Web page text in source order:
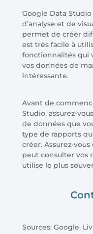
Google Data
d’analyse et de
permet de créer
est très facile à
fonctionnalités qui
vos données de
intéressante.
Avant de
Studio, assurez-
de données que
type de rapports
créer. Assurez-
peut consulter vos
utilise le plus
Sources: Google,